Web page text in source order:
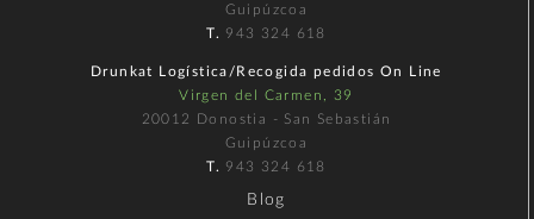
Guipúzcoa
T. 943 324 618
Drunkat Logística/Recogida pedidos On Line
Virgen del Carmen, 39
20012 Donostia - San Sebastián
Guipúzcoa
T. 943 324 618
Blog